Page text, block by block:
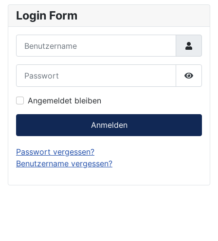
Login Form
Angemeldet bleiben
Anmelden
Passwort vergessen?
Benutzername vergessen?